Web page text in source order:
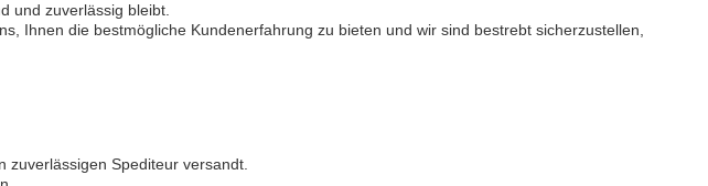
und zuverlässig bleibt.
Ihnen die bestmögliche Kundenerfahrung zu bieten und wir sind bestrebt sicherzustellen,
Spediteur versandt.